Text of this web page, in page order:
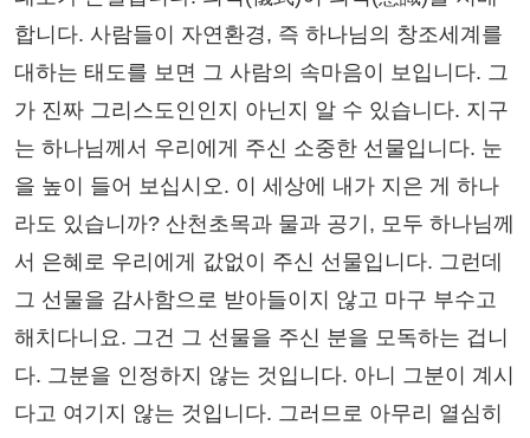
합니다. 사람들이 자연환경, 즉 하나님의 창조세계를
대하는 태도를 보면 그 사람의 속마음이 보입니다. 그
가 진짜 그리스도인인지 아닌지 알 수 있습니다. 지구
는 하나님께서 우리에게 주신 소중한 선물입니다. 눈
을 높이 들어 보십시오. 이 세상에 내가 지은 게 하나
라도 있습니까? 산천초목과 물과 공기, 모두 하나님께
서 은혜로 우리에게 값없이 주신 선물입니다. 그런데
그 선물을 감사함으로 받아들이지 않고 마구 부수고
해치다니요. 그건 그 선물을 주신 분을 모독하는 겁니
다. 그분을 인정하지 않는 것입니다. 아니 그분이 계시
다고 여기지 않는 것입니다. 그러므로 아무리 열심히